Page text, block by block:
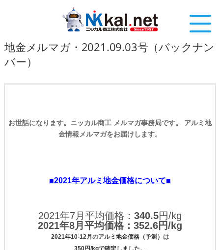
地金メルマガ・2021.09.03号（バックナン
バー）
お世話になります。ニッカル商工 メルマガ事務局です。
アルミ地
金情報メルマガをお届けします。
■2021年アルミ地金価格について■
2021年7月平均価格： 340.5円/kg
2021年8月平均価格： 352.6円/kg
2021年10-12 月のアルミ地金価格（予測） は
350円/kgで確定しました。